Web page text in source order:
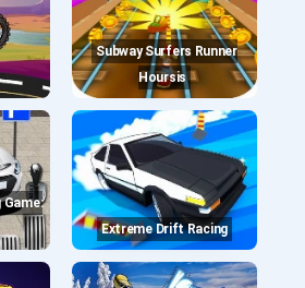
Subway Surfers Runner
Hoursis
Extreme Drift Racing